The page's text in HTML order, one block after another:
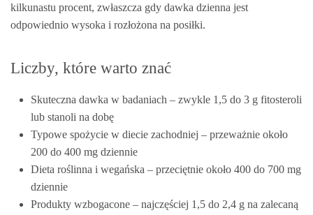
kilkunastu procent, zwłaszcza gdy dawka dzienna jest
odpowiednio wysoka i rozłożona na posiłki.
Liczby, które warto znać
Skuteczna dawka w badaniach – zwykle 1,5 do 3 g fitosteroli
lub stanoli na dobę
Typowe spożycie w diecie zachodniej – przeważnie około
200 do 400 mg dziennie
Dieta roślinna i wegańska – przeciętnie około 400 do 700 mg
dziennie
Produkty wzbogacone – najczęściej 1,5 do 2,4 g na zalecaną